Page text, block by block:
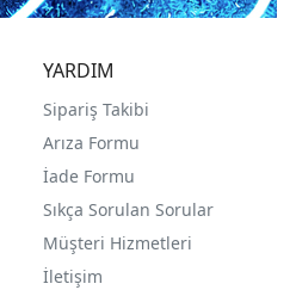
YARDIM
Sipariş Takibi
Arıza Formu
İade Formu
Sıkça Sorulan Sorular
Müşteri Hizmetleri
İletişim